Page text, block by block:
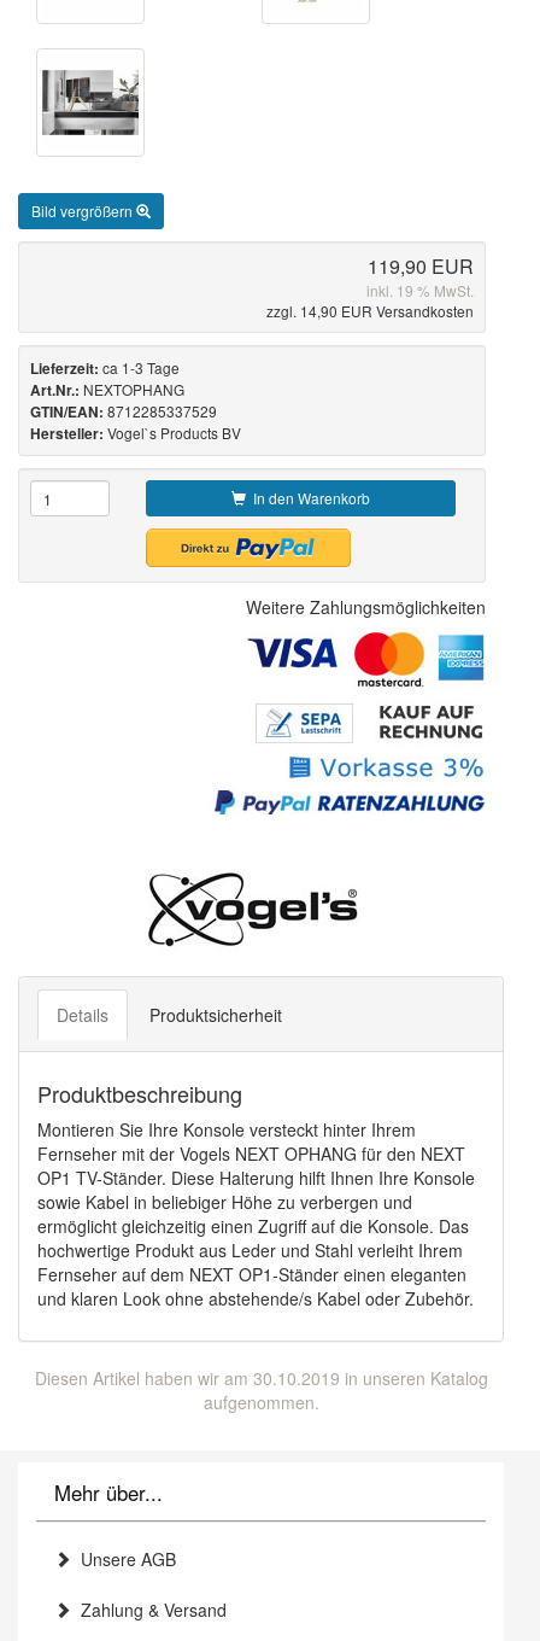
Bild vergrößern
119,90 EUR
inkl. 19 % MwSt.
zzgl. 14,90 EUR Versandkosten
Lieferzeit: ca 1-3 Tage
Art.Nr.: NEXTOPHANG
GTIN/EAN: 8712285337529
Hersteller: Vogel`s Products BV
In den Warenkorb
Weitere Zahlungsmöglichkeiten
Details Produktsicherheit
Produktbeschreibung
Montieren Sie Ihre Konsole versteckt hinter Ihrem
Fernseher mit der Vogels NEXT OPHANG für den NEXT
OP1 TV-Ständer. Diese Halterung hilft Ihnen Ihre Konsole
sowie Kabel in beliebiger Höhe zu verbergen und
ermöglicht gleichzeitig einen Zugriff auf die Konsole. Das
hochwertige Produkt aus Leder und Stahl verleiht Ihrem
Fernseher auf dem NEXT OP1-Ständer einen eleganten
und klaren Look ohne abstehende/s Kabel oder Zubehör.
Diesen Artikel haben wir am 30.10.2019 in unseren Katalog
aufgenommen.
Mehr über...
Unsere AGB
Zahlung & Versand